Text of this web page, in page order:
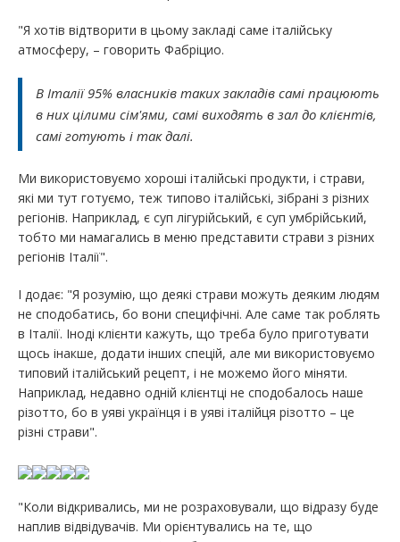
"Я хотів відтворити в цьому закладі саме італійську
атмосферу, – говорить Фабріцио.
В Італії 95% власників таких закладів самі працюють
в них цілими сім'ями, самі виходять в зал до клієнтів,
самі готують і так далі.
Ми використовуємо хороші італійські продукти, і страви,
які ми тут готуємо, теж типово італійські, зібрані з різних
регіонів. Наприклад, є суп лігурійський, є суп умбрійський,
тобто ми намагались в меню представити страви з різних
регіонів Італії".
І додає: "Я розумію, що деякі страви можуть деяким людям
не сподобатись, бо вони специфічні. Але саме так роблять
в Італії. Іноді клієнти кажуть, що треба було приготувати
щось інакше, додати інших спецій, але ми використовуємо
типовий італійський рецепт, і не можемо його міняти.
Наприклад, недавно одній клієнтці не сподобалось наше
різотто, бо в уяві українця і в уяві італійця різотто – це
різні страви".
"Коли відкривались, ми не розраховували, що відразу буде
наплив відвідувачів. Ми орієнтувались на те, що